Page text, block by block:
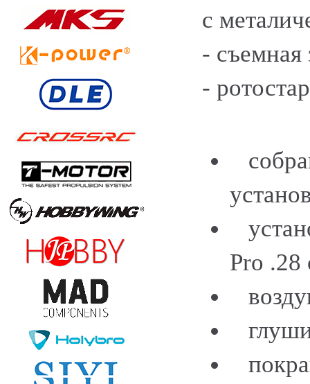
с
- съемная
-
Pro .28